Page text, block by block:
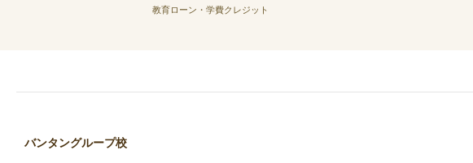
教育ローン・学費クレジット
バンタングループ校